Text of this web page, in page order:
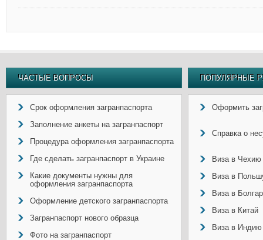
ЧАСТЫЕ ВОПРОСЫ
Срок оформления загранпаспорта
Заполнение анкеты на загранпаспорт
Процедура оформления загранпаспорта
Где сделать загранпаспорт в Украине
Какие документы нужны для
оформления загранпаспорта
Оформление детского загранпаспорта
Загранпаспорт нового образца
Фото на загранпаспорт
ПОПУЛЯРНЫЕ
Оформить
Справка о
Виза в Чехию
Виза в
Виза в
Виза в Китай
Виза в Индию